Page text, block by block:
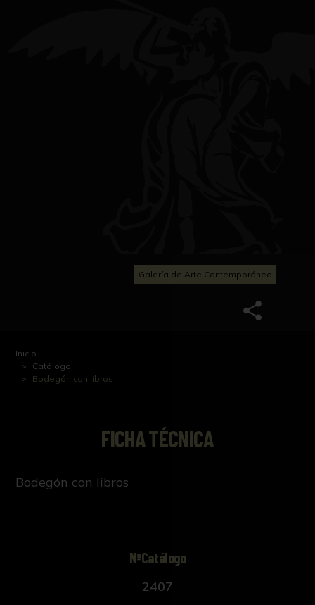
Galería de Arte Contemporáneo
Inicio
Catálogo
Bodegón con libros
FICHA TÉCNICA
Bodegón con libros
NºCatálogo
2407